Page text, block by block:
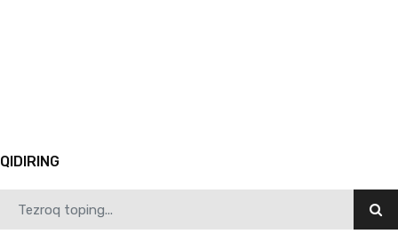
Teatr bu - ibratxona
QIDIRING